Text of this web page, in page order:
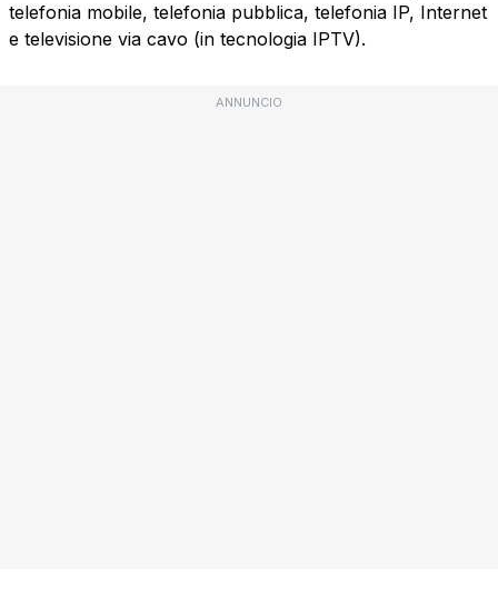
telefonia mobile, telefonia pubblica, telefonia IP, Internet
e televisione via cavo (in tecnologia IPTV).
ANNUNCIO